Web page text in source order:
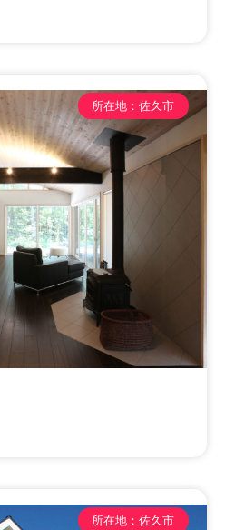
所在地：佐久市
所在地：佐久市